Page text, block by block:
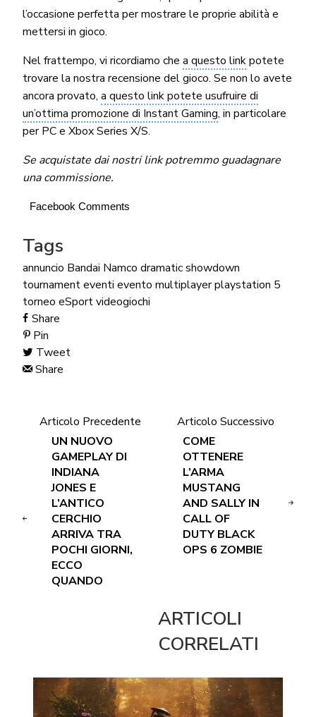
l’occasione perfetta per mostrare le proprie abilità e
mettersi in gioco.
Nel frattempo, vi ricordiamo chea questo linkpotete
trovare la nostra recensione del gioco. Se non lo avete
ancora provato, a questo link potete usufruire di
un’ottima promozione di Instant Gaming, in particolare
per PC e Xbox Series X/S.
Se acquistate dai nostri link potremmo guadagnare
una commissione.
Facebook Comments
Tags
annuncio Bandai Namco dramatic showdown
tournamenteventi evento multiplayerplaystation 5
torneo eSportvideogiochi
Share
Pin
Tweet
Share
Articolo Precedente
UN NUOVO
GAMEPLAY DI
INDIANA
JONES E
L’ANTICO
CERCHIO
ARRIVA TRA
POCHI GIORNI,
ECCO
QUANDO
Articolo Successivo
COME
OTTENERE
L’ARMA
MUSTANG
AND SALLY IN
CALL OF
DUTY BLACK
OPS 6 ZOMBIE
ARTICOLI
CORRELATI